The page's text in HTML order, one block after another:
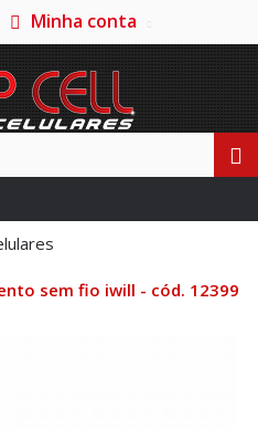
Minha conta
sem fio iwill - cód. 12399